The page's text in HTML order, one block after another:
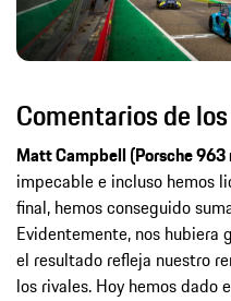
Comentarios de
Matt Campbell (Porsche 963
impecable e incluso hemos
final, hemos conseguido
Evidentemente, nos hubiera
el resultado refleja nuestro
los rivales. Hoy hemos dado